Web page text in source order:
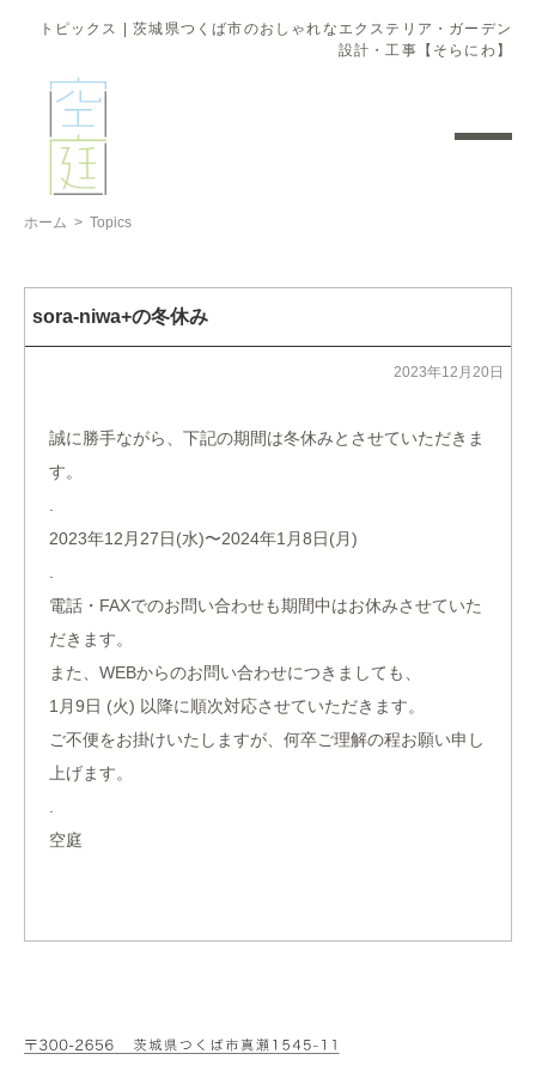
トピックス | 茨城県つくば市のおしゃれなエクステリア・ガーデン
設計・工事【そらにわ】
ホーム > Topics
sora-niwa+の冬休み
2023年12月20日
誠に勝手ながら、下記の期間は冬休みとさせていただきま
す。
.
2023年12月27日(水)〜2024年1月8日(月)
.
電話・FAXでのお問い合わせも期間中はお休みさせていた
だきます。
また、WEBからのお問い合わせにつきましても、
1月9日 (火) 以降に順次対応させていただきます。
ご不便をお掛けいたしますが、何卒ご理解の程お願い申し
上げます。
.
空庭